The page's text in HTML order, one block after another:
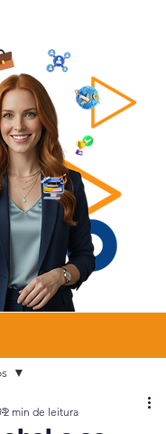
2 min de leitura